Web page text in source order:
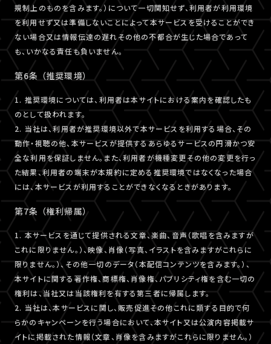
規制上のものを含みます。）について一切関知せず、利用者が利用環境
を利用せず又は準備しないことによって本サービスを受けることができ
ない場合又は情報伝達の遅れその他の不都合が生じた場合であって
も、いかなる責任も負いません。
第6条 （推奨環境）
1. 推奨環境については、利用者は本サイトにおける案内を確認したも
のとして扱われます。
2. 当社は、利用者が推奨環境以外で本サービスを利用する場合、その
動作・視聴の他、本サービスが提供するあらゆるサービスの円滑かつ安
全な利用を保証しません。また、利用者が機種変更その他の変更を行っ
た結果、利用者の端末が本規約に定める推奨環境ではなくなった場合
には、本サービスが利用することができなくなるときがあります。
第7条 （権利帰属）
1. 本サービスを通じて提供される文章、楽曲、音声（歌唱を含みますが
これに限りません。）、映像、肖像（写真、イラストを含みますがこれらに
限りません。）、その他一切のデータ（本配信コンテンツを含みます。）、
本サイトに関する著作権、商標権、肖像権、パブリシティ権を含む一切の
権利は、当社又は当該権利を有する第三者に帰属します。
2. 当社は、本サービスに関し、販売促進その他これに類する目的で何
らかのキャンペーンを行う場合において、本サイト又は公演内容掲載サ
イトに掲載された情報（文章、肖像を含みますがこれらに限りません。）